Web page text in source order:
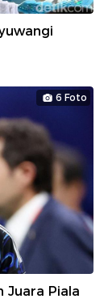
6 Foto
Juara Piala